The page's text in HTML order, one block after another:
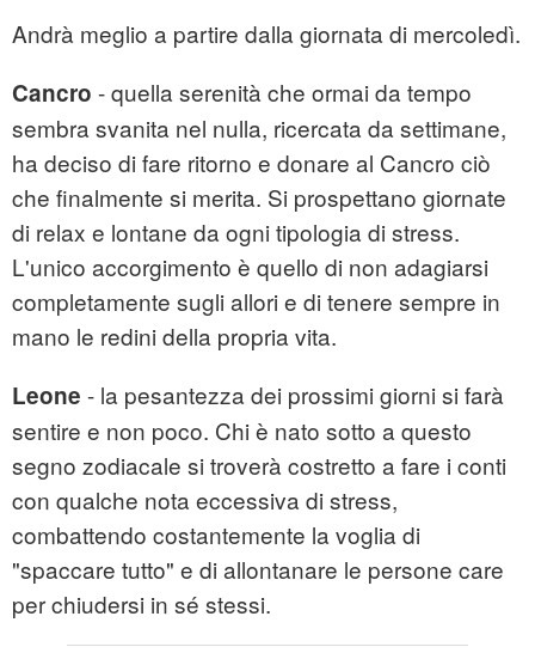
Andrà meglio a partire dalla giornata di mercoledì.
Cancro - quella serenità che ormai da tempo
sembra svanita nel nulla, ricercata da settimane,
ha deciso di fare ritorno e donare al Cancro ciò
che finalmente si merita. Si prospettano giornate
di relax e lontane da ogni tipologia di stress.
L'unico accorgimento è quello di non adagiarsi
completamente sugli allori e di tenere sempre in
mano le redini della propria vita.
Leone - la pesantezza dei prossimi giorni si farà
sentire e non poco. Chi è nato sotto a questo
segno zodiacale si troverà costretto a fare i conti
con qualche nota eccessiva di stress,
combattendo costantemente la voglia di
"spaccare tutto" e di allontanare le persone care
per chiudersi in sé stessi.